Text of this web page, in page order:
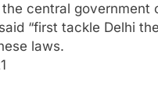
central government
“first tackle Delhi
laws.